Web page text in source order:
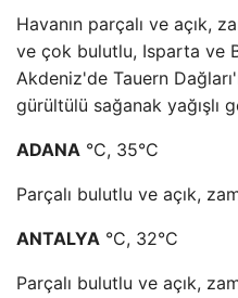
Havanın parçalı ve açık,
ve çok bulutlu, Isparta ve
Akdeniz'de Tauern
gürültülü sağanak yağışlı
ADANA °C, 35°C
Parçalı bulutlu ve açık,
ANTALYA °C, 32°C
Parçalı bulutlu ve açık,